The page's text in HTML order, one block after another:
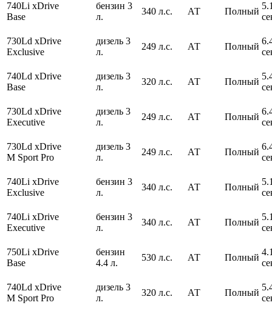
740Li xDrive
Base
бензин 3
л.
340 л.с. АТ Полный
730Ld xDrive
Exclusive
дизель 3
л.
249 л.с. АТ Полный
740Ld xDrive
Base
дизель 3
л.
320 л.с. АТ Полный
730Ld xDrive
Executive
дизель 3
л.
249 л.с. АТ Полный
730Ld xDrive
M Sport Pro
дизель 3
л.
249 л.с. АТ Полный
740Li xDrive
Exclusive
бензин 3
л.
340 л.с. АТ Полный
740Li xDrive
Executive
бензин 3
л.
340 л.с. АТ Полный
750Li xDrive
Base
бензин
4.4 л.
530 л.с. АТ Полный
740Ld xDrive
M Sport Pro
дизель 3
л.
320 л.с. АТ Полный